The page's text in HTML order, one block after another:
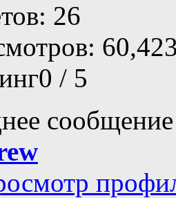
26
/ 5